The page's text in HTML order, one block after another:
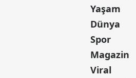
Yaşam
Dünya
Spor
Magazin
Viral